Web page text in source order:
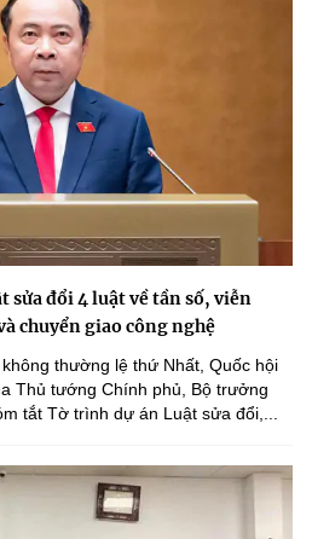
sửa đổi 4 luật về tần số, viễn
chuyển giao công nghệ
thường lệ thứ Nhất, Quốc hội
Thủ tướng Chính phủ, Bộ trưởng
tắt Tờ trình dự án Luật sửa đổi,...